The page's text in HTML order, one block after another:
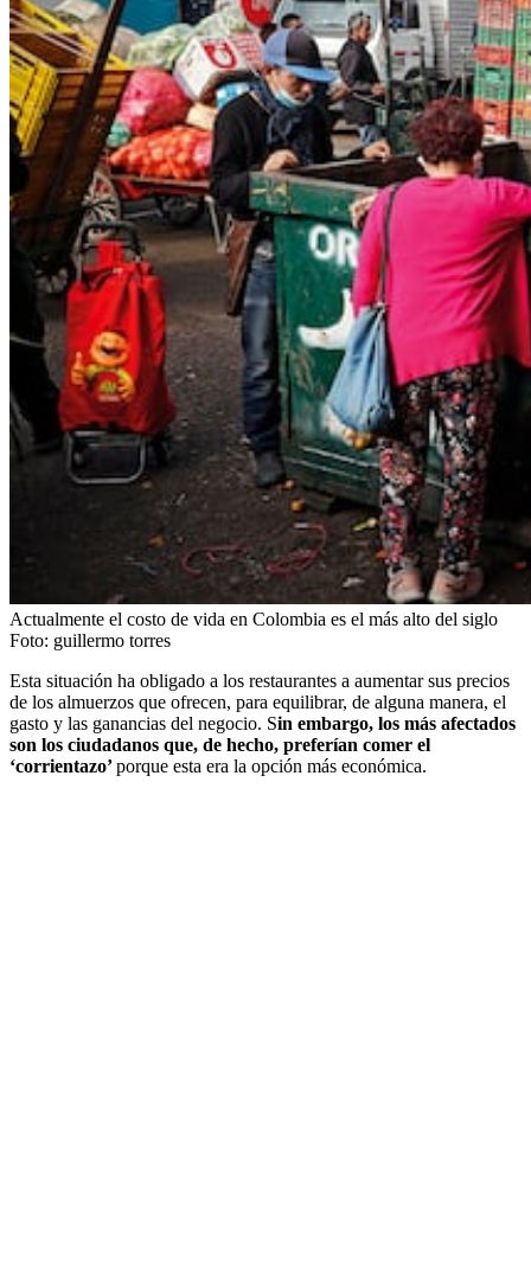
Actualmente el costo de vida en Colombia es el más alto del siglo
Foto: guillermo torres
Esta situación ha obligado a los restaurantes a aumentar sus precios
de los almuerzos que ofrecen, para equilibrar, de alguna manera, el
gasto y las ganancias del negocio. Sin embargo, los más afectados
son los ciudadanos que, de hecho, preferían comer el
‘corrientazo’porque esta era la opción más económica.